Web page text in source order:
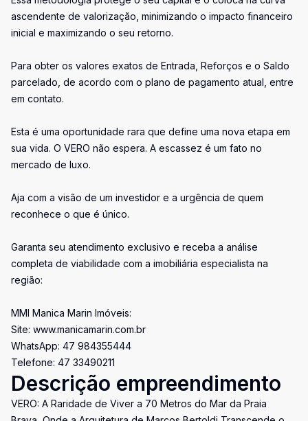
ascendente de valorização, minimizando o impacto financeiro
inicial e maximizando o seu retorno.
Para obter os valores exatos de Entrada, Reforços e o Saldo
parcelado, de acordo com o plano de pagamento atual, entre
em contato.
Esta é uma oportunidade rara que define uma nova etapa em
sua vida. O VERO não espera. A escassez é um fato no
mercado de luxo.
Aja com a visão de um investidor e a urgência de quem
reconhece o que é único.
Garanta seu atendimento exclusivo e receba a análise
completa de viabilidade com a imobiliária especialista na
região:
MMI Manica Marin Imóveis:
Site: www.manicamarin.com.br
WhatsApp: 47 984355444
Telefone: 47 33490211
Descrição empreendimento
VERO: A Raridade de Viver a 70 Metros do Mar da Praia